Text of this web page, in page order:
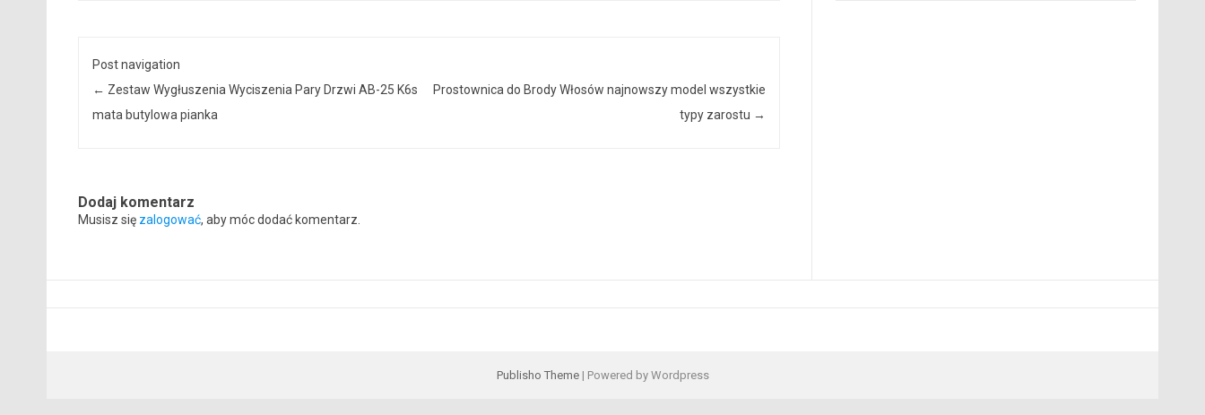
Post navigation
← Zestaw Wygłuszenia Wyciszenia Pary Drzwi AB-25 K6s
mata butylowa pianka
Prostownica do Brody Włosów najnowszy model wszystkie
typy zarostu →
Dodaj komentarz
Musisz się zalogować, aby móc dodać komentarz.
Publisho Theme| Powered by Wordpress